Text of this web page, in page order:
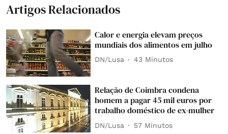
Artigos Relacionados
Calor e energia elevam preços
mundiais dos alimentos em julho
DN/Lusa 43 Minutos
Relação de Coimbra condena
homem a pagar 45 mil euros por
trabalho doméstico de ex-mulher
DN/Lusa 57 Minutos